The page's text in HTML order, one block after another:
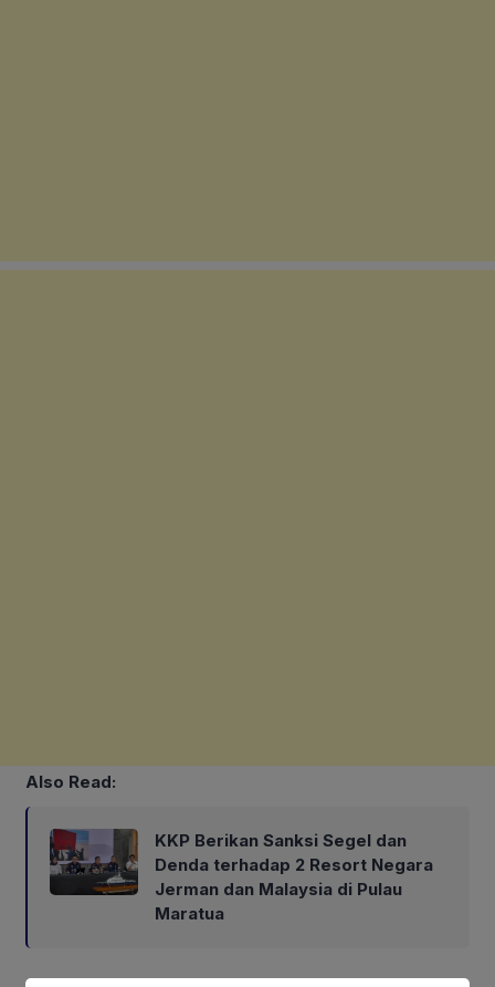
Also Read:
KKP Berikan Sanksi Segel dan
Denda terhadap 2 Resort Negara
Jerman dan Malaysia di Pulau
Maratua